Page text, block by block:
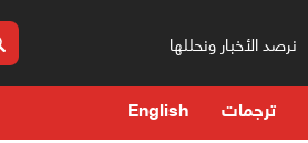
نرصد الأخبار ونحللها
ترجمات English